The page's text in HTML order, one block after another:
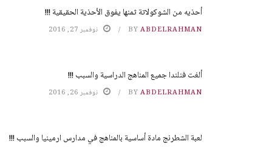
أحذيه من الشوكولاتة ثمنها يفوق الأحذية الحقيقية !!!
BY ABDELRAHMAN نوفمبر 27, 2016
ألغت فنلندا جميع المناهج الدراسية والسبب !!!
BY ABDELRAHMAN نوفمبر 26, 2016
لعبة الشطرنج مادة أساسية بالمناهج في مدارس ارمينيا والسبب !!!